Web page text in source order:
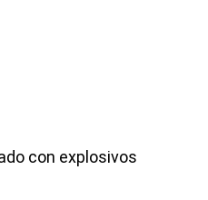
con explosivos